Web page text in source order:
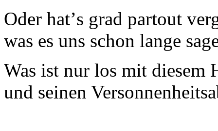
Oder hatʼs grad partout
was es uns schon lange
Was ist nur los mit diesem
und seinen